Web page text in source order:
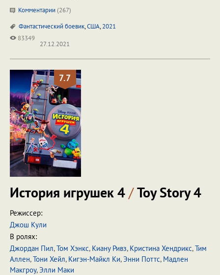
Комментарии (267)
Фантастический боевик,США,2021
83349
27.12.2021
7.7
История игрушек 4/Toy Story 4
Режиссер:
Джош Кули
В ролях:
Джордан Пил,Том Хэнкс, Киану Ривз, Кристина Хендрикс,Тим
Аллен,Тони Хейл, Кигэн-Майкл Ки,Энни Поттс, Мадлен
Макгроу,Элли Маки